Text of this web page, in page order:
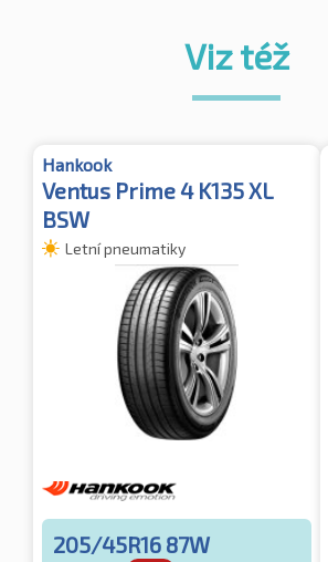
Viz též
Hankook
Ventus Prime 4 K135 XL
BSW
Letní pneumatiky
205/45R16 87W